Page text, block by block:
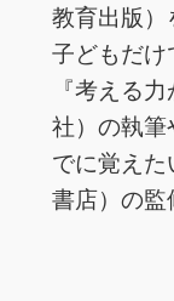
教育出版）
子どもだけ
『考える
社）の執筆
でに覚え
書店）の監